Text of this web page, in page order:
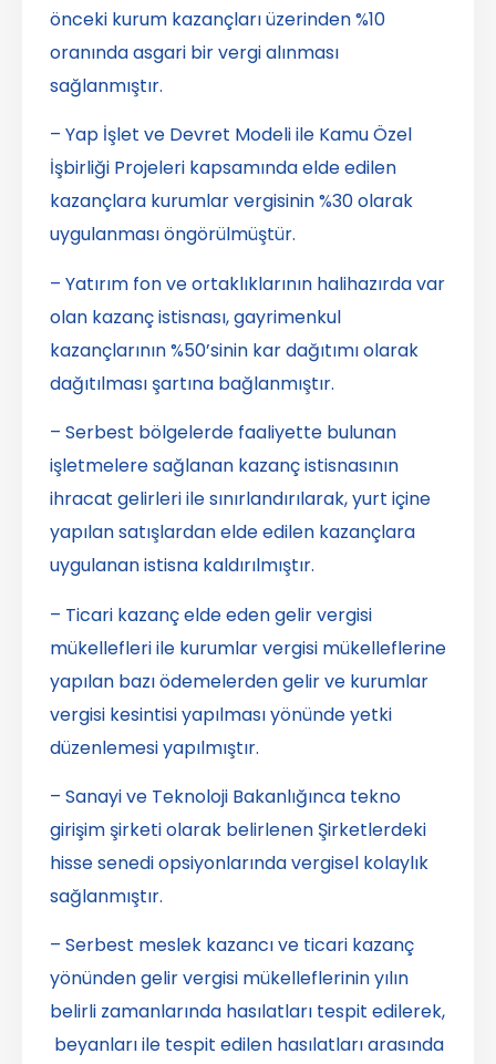
önceki kurum kazançları üzerinden %10
oranında asgari bir vergi alınması
sağlanmıştır.
– Yap İşlet ve Devret Modeli ile Kamu Özel
İşbirliği Projeleri kapsamında elde edilen
kazançlara kurumlar vergisinin %30 olarak
uygulanması öngörülmüştür.
– Yatırım fon ve ortaklıklarının halihazırda var
olan kazanç istisnası, gayrimenkul
kazançlarının %50’sinin kar dağıtımı olarak
dağıtılması şartına bağlanmıştır.
– Serbest bölgelerde faaliyette bulunan
işletmelere sağlanan kazanç istisnasının
ihracat gelirleri ile sınırlandırılarak, yurt içine
yapılan satışlardan elde edilen kazançlara
uygulanan istisna kaldırılmıştır.
– Ticari kazanç elde eden gelir vergisi
mükellefleri ile kurumlar vergisi mükelleflerine
yapılan bazı ödemelerden gelir ve kurumlar
vergisi kesintisi yapılması yönünde yetki
düzenlemesi yapılmıştır.
– Sanayi ve Teknoloji Bakanlığınca tekno
girişim şirketi olarak belirlenen Şirketlerdeki
hisse senedi opsiyonlarında vergisel kolaylık
sağlanmıştır.
– Serbest meslek kazancı ve ticari kazanç
yönünden gelir vergisi mükelleflerinin yılın
belirli zamanlarında hasılatları tespit edilerek,
beyanları ile tespit edilen hasılatları arasında